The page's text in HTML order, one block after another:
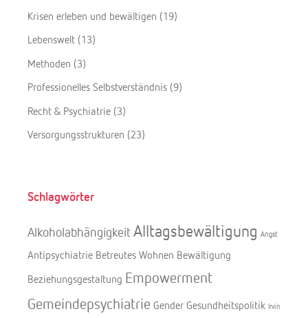
Krisen erleben und bewältigen (19)
Lebenswelt (13)
Methoden (3)
Professionelles Selbstverständnis (9)
Recht & Psychiatrie (3)
Versorgungsstrukturen (23)
Schlagwörter
AlkoholabhängigkeitAlltagsbewältigung Angst
Antipsychiatrie Betreutes Wohnen Bewältigung
Beziehungsgestaltung Empowerment
Gemeindepsychiatrie Gender Gesundheitspolitik Irvin